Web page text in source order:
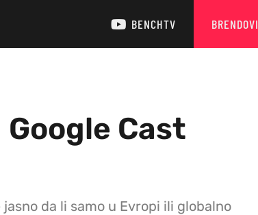
BENCHTV BRENDOVI
Cast
da li samo u Evropi ili globalno